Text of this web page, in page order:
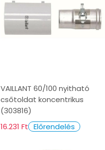
VAILLANT 60/100 nyitható
csőtoldat koncentrikus
(303816)
16.231 Ft Előrendelés